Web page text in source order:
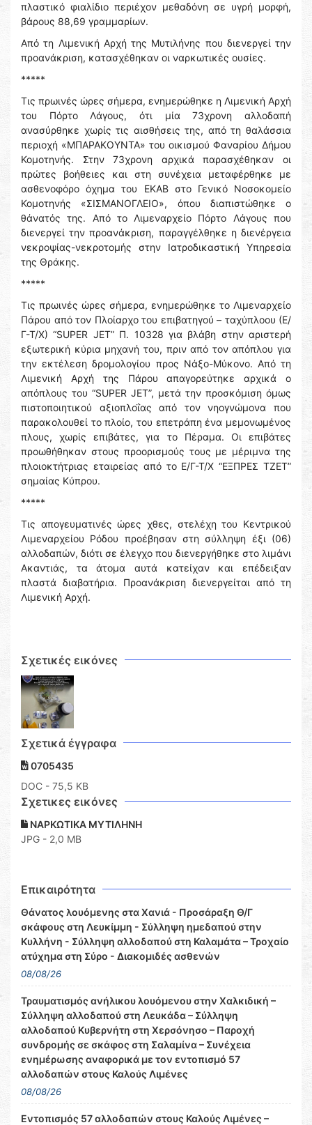
πλαστικό φιαλίδιο περιέχον μεθαδόνη σε υγρή μορφή,
βάρους 88,69 γραμμαρίων.
Από τη Λιμενική Αρχή της Μυτιλήνης που διενεργεί την
προανάκριση, κατασχέθηκαν οι ναρκωτικές ουσίες.
*****
Τις πρωινές ώρες σήμερα, ενημερώθηκε η Λιμενική Αρχή
του Πόρτο Λάγους, ότι μία 73χρονη αλλοδαπή
ανασύρθηκε χωρίς τις αισθήσεις της, από τη θαλάσσια
περιοχή «ΜΠΑΡΑΚΟΥΝΤΑ» του οικισμού Φαναρίου Δήμου
Κομοτηνής. Στην 73χρονη αρχικά παρασχέθηκαν οι
πρώτες βοήθειες και στη συνέχεια μεταφέρθηκε με
ασθενοφόρο όχημα του ΕΚΑΒ στο Γενικό Νοσοκομείο
Κομοτηνής «ΣΙΣΜΑΝΟΓΛΕΙΟ», όπου διαπιστώθηκε ο
θάνατός της. Από το Λιμεναρχείο Πόρτο Λάγους που
διενεργεί την προανάκριση, παραγγέλθηκε η διενέργεια
νεκροψίας-νεκροτομής στην Ιατροδικαστική Υπηρεσία
της Θράκης.
*****
Τις πρωινές ώρες σήμερα, ενημερώθηκε το Λιμεναρχείο
Πάρου από τον Πλοίαρχο του επιβατηγού – ταχύπλοου (Ε/
Γ-Τ/Χ) “SUPER JET” Π. 10328 για βλάβη στην αριστερή
εξωτερική κύρια μηχανή του, πριν από τον απόπλου για
την εκτέλεση δρομολογίου προς Νάξο-Μύκονο. Από τη
Λιμενική Αρχή της Πάρου απαγορεύτηκε αρχικά ο
απόπλους του “SUPER JET”, μετά την προσκόμιση όμως
πιστοποιητικού αξιοπλοΐας από τον νηογνώμονα που
παρακολουθεί το πλοίο, του επετράπη ένα μεμονωμένος
πλους, χωρίς επιβάτες, για το Πέραμα. Οι επιβάτες
προωθήθηκαν στους προορισμούς τους με μέριμνα της
πλοιοκτήτριας εταιρείας από το Ε/Γ-Τ/Χ “ΕΞΠΡΕΣ ΤΖΕΤ”
σημαίας Κύπρου.
*****
Τις απογευματινές ώρες χθες, στελέχη του Κεντρικού
Λιμεναρχείου Ρόδου προέβησαν στη σύλληψη έξι (06)
αλλοδαπών, διότι σε έλεγχο που διενεργήθηκε στο λιμάνι
Ακαντιάς, τα άτομα αυτά κατείχαν και επέδειξαν
πλαστά διαβατήρια. Προανάκριση διενεργείται από τη
Λιμενική Αρχή.
Σχετικές εικόνες
Σχετικά έγγραφα
0705435
DOC - 75,5 KB
Σχετικες εικόνες
ΝΑΡΚΩΤΙΚΑ ΜΥΤΙΛΗΝΗ
JPG - 2,0 MB
Επικαιρότητα
Θάνατος λουόμενης στα Χανιά - Προσάραξη Θ/Γ
σκάφους στη Λευκίμμη - Σύλληψη ημεδαπού στην
Κυλλήνη - Σύλληψη αλλοδαπού στη Καλαμάτα – Τροχαίο
ατύχημα στη Σύρο - Διακομιδές ασθενών
08/08/26
Τραυματισμός ανήλικου λουόμενου στην Χαλκιδική –
Σύλληψη αλλοδαπού στη Λευκάδα – Σύλληψη
αλλοδαπού Κυβερνήτη στη Χερσόνησο – Παροχή
συνδρομής σε σκάφος στη Σαλαμίνα – Συνέχεια
ενημέρωσης αναφορικά με τον εντοπισμό 57
αλλοδαπών στους Καλούς Λιμένες
08/08/26
Εντοπισμός 57 αλλοδαπών στους Καλούς Λιμένες –